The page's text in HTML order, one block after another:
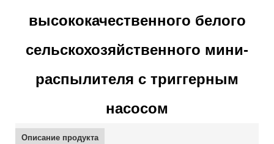
высококачественного белого
сельскохозяйственного мини-
распылителя с триггерным
насосом
Описание продукта